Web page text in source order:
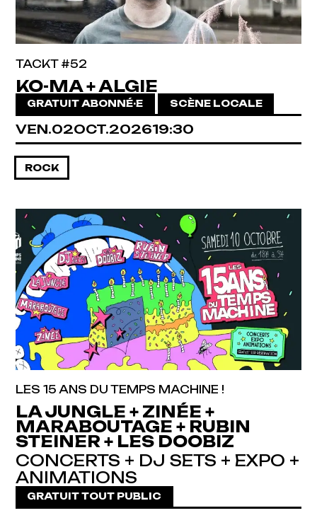
TACKT #52
KO-MA + ALGIE
GRATUIT ABONNÉ·E SCÈNE LOCALE
VENDREDI
VEN.02OCTOBRE
OCT.202619:30
ROCK
LES 15 ANS DU TEMPS MACHINE !
LA JUNGLE + ZINÉE +
MARABOUTAGE + RUBIN
STEINER + LES DOOBIZ
CONCERTS + DJ SETS + EXPO +
ANIMATIONS
GRATUIT TOUT PUBLIC